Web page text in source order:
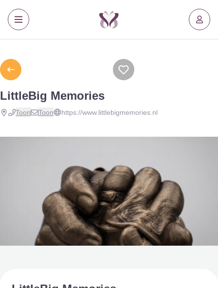
LittleBig Memories
Toon Toon https://www.littlebigmemories.nl